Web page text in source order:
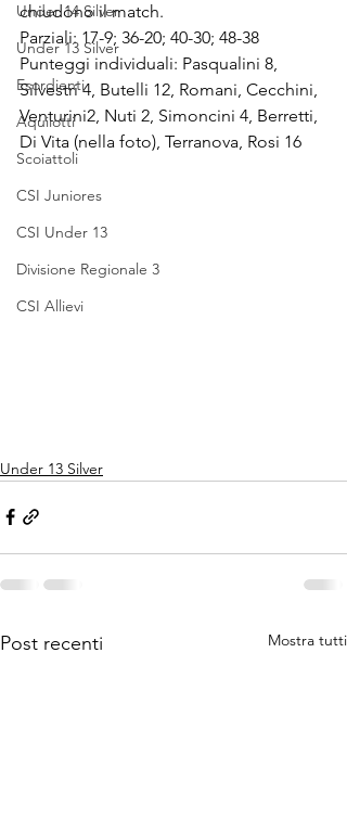
Under 14 Silver
Under 13 Silver
Esordienti
Aquilotti
Scoiattoli
CSI Juniores
CSI Under 13
Divisione Regionale 3
CSI Allievi
chiudono il match.
Parziali: 17-9; 36-20; 40-30; 48-38
Punteggi individuali: Pasqualini 8,
Silvestri 4, Butelli 12, Romani, Cecchini,
Venturini2, Nuti 2, Simoncini 4, Berretti,
Di Vita (nella foto), Terranova, Rosi 16
Under 13 Silver
Post recenti Mostra tutti